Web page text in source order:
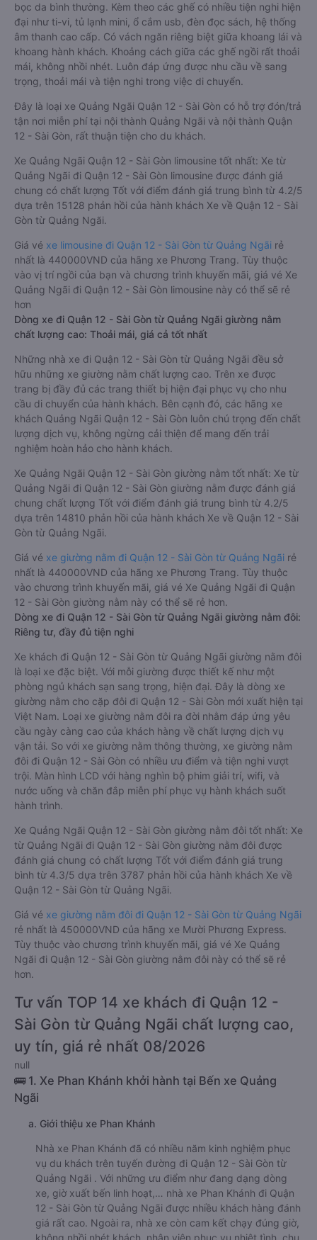
bọc da bình thường. Kèm theo các ghế có nhiều tiện nghi hiện
đại như ti-vi, tủ lạnh mini, ổ cắm usb, đèn đọc sách, hệ thống
âm thanh cao cấp. Có vách ngăn riêng biệt giữa khoang lái và
khoang hành khách. Khoảng cách giữa các ghế ngồi rất thoải
mái, không nhồi nhét. Luôn đáp ứng được nhu cầu về sang
trọng, thoải mái và tiện nghi trong việc di chuyển.
Đây là loại xe Quảng Ngãi Quận 12 - Sài Gòn có hỗ trợ đón/trả
tận nơi miễn phí tại nội thành Quảng Ngãi và nội thành Quận
12 - Sài Gòn, rất thuận tiện cho du khách.
Xe Quảng Ngãi Quận 12 - Sài Gòn limousine tốt nhất: Xe từ
Quảng Ngãi đi Quận 12 - Sài Gòn limousine được đánh giá
chung có chất lượng Tốt với điểm đánh giá trung bình từ 4.2/5
dựa trên 15128 phản hồi của hành khách Xe về Quận 12 - Sài
Gòn từ Quảng Ngãi.
Giá vé xe limousine đi Quận 12 - Sài Gòn từ Quảng Ngãi rẻ
nhất là 440000VND của hãng xe Phương Trang. Tùy thuộc
vào vị trí ngồi của bạn và chương trình khuyến mãi, giá vé Xe
Quảng Ngãi đi Quận 12 - Sài Gòn limousine này có thể sẽ rẻ
hơn
Dòng xe đi Quận 12 - Sài Gòn từ Quảng Ngãi giường nằm
chất lượng cao: Thoải mái, giá cả tốt nhất
Những nhà xe đi Quận 12 - Sài Gòn từ Quảng Ngãi đều sở
hữu những xe giường nằm chất lượng cao. Trên xe được
trang bị đầy đủ các trang thiết bị hiện đại phục vụ cho nhu
cầu di chuyển của hành khách. Bên cạnh đó, các hãng xe
khách Quảng Ngãi Quận 12 - Sài Gòn luôn chú trọng đến chất
lượng dịch vụ, không ngừng cải thiện để mang đến trải
nghiệm hoàn hảo cho hành khách.
Xe Quảng Ngãi Quận 12 - Sài Gòn giường nằm tốt nhất: Xe từ
Quảng Ngãi đi Quận 12 - Sài Gòn giường nằm được đánh giá
chung chất lượng Tốt với điểm đánh giá trung bình từ 4.2/5
dựa trên 14810 phản hồi của hành khách Xe về Quận 12 - Sài
Gòn từ Quảng Ngãi.
Giá vé xe giường nằm đi Quận 12 - Sài Gòn từ Quảng Ngãi rẻ
nhất là 440000VND của hãng xe Phương Trang. Tùy thuộc
vào chương trình khuyến mãi, giá vé Xe Quảng Ngãi đi Quận
12 - Sài Gòn giường nằm này có thể sẽ rẻ hơn.
Dòng xe đi Quận 12 - Sài Gòn từ Quảng Ngãi giường nằm đôi:
Riêng tư, đầy đủ tiện nghi
Xe khách đi Quận 12 - Sài Gòn từ Quảng Ngãi giường nằm đôi
là loại xe đặc biệt. Với mỗi giường được thiết kế như một
phòng ngủ khách sạn sang trọng, hiện đại. Đây là dòng xe
giường nằm cho cặp đôi đi Quận 12 - Sài Gòn mới xuất hiện tại
Việt Nam. Loại xe giường nằm đôi ra đời nhằm đáp ứng yêu
cầu ngày càng cao của khách hàng về chất lượng dịch vụ
vận tải. So với xe giường nằm thông thường, xe giường nằm
đôi đi Quận 12 - Sài Gòn có nhiều ưu điểm và tiện nghi vượt
trội. Màn hình LCD với hàng nghìn bộ phim giải trí, wifi, và
nước uống và chăn đắp miễn phí phục vụ hành khách suốt
hành trình.
Xe Quảng Ngãi Quận 12 - Sài Gòn giường nằm đôi tốt nhất: Xe
từ Quảng Ngãi đi Quận 12 - Sài Gòn giường nằm đôi được
đánh giá chung có chất lượng Tốt với điểm đánh giá trung
bình từ 4.3/5 dựa trên 3787 phản hồi của hành khách Xe về
Quận 12 - Sài Gòn từ Quảng Ngãi.
Giá vé xe giường nằm đôi đi Quận 12 - Sài Gòn từ Quảng Ngãi
rẻ nhất là 450000VND của hãng xe Mười Phương Express.
Tùy thuộc vào chương trình khuyến mãi, giá vé Xe Quảng
Ngãi đi Quận 12 - Sài Gòn giường nằm đôi này có thể sẽ rẻ
hơn.
Tư vấn TOP 14 xe khách đi Quận 12 -
Sài Gòn từ Quảng Ngãi chất lượng cao,
uy tín, giá rẻ nhất 08/2026
null
🚌 1. Xe Phan Khánh khởi hành tại Bến xe Quảng
Ngãi
a. Giới thiệu xe Phan Khánh
Nhà xe Phan Khánh đã có nhiều năm kinh nghiệm phục
vụ du khách trên tuyến đường đi Quận 12 - Sài Gòn từ
Quảng Ngãi . Với những ưu điểm như đang dạng dòng
xe, giờ xuất bến linh hoạt,… nhà xe Phan Khánh đi Quận
12 - Sài Gòn từ Quảng Ngãi được nhiều khách hàng đánh
giá rất cao. Ngoài ra, nhà xe còn cam kết chạy đúng giờ,
không nhồi nhét khách, nhân viên phục vụ nhiệt tình, chu